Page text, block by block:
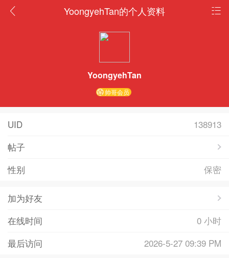
YoongyehTan的个人资料
YoongyehTan
帅哥会员
UID
138913
帖子
性别
保密
加为好友
在线时间
0 小时
最后访问
2026-5-27 09:39 PM